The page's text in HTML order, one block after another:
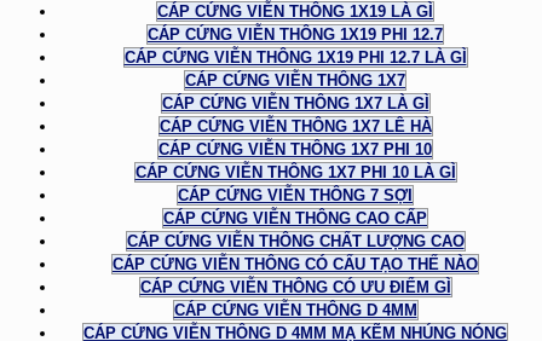
CÁP CỨNG VIỄN THÔNG 1X19 LÀ GÌ
CÁP CỨNG VIỄN THÔNG 1X19 PHI 12.7
CÁP CỨNG VIỄN THÔNG 1X19 PHI 12.7 LÀ GÌ
CÁP CỨNG VIỄN THÔNG 1X7
CÁP CỨNG VIỄN THÔNG 1X7 LÀ GÌ
CÁP CỨNG VIỄN THÔNG 1X7 LÊ HÀ
CÁP CỨNG VIỄN THÔNG 1X7 PHI 10
CÁP CỨNG VIỄN THÔNG 1X7 PHI 10 LÀ GÌ
CÁP CỨNG VIỄN THÔNG 7 SỢI
CÁP CỨNG VIỄN THÔNG CAO CẤP
CÁP CỨNG VIỄN THÔNG CHẤT LƯỢNG CAO
CÁP CỨNG VIỄN THÔNG CÓ CẤU TẠO THẾ NÀO
CÁP CỨNG VIỄN THÔNG CÓ ƯU ĐIỂM GÌ
CÁP CỨNG VIỄN THÔNG D 4MM
CÁP CỨNG VIỄN THÔNG D 4MM MẠ KẼM NHÚNG NÓNG